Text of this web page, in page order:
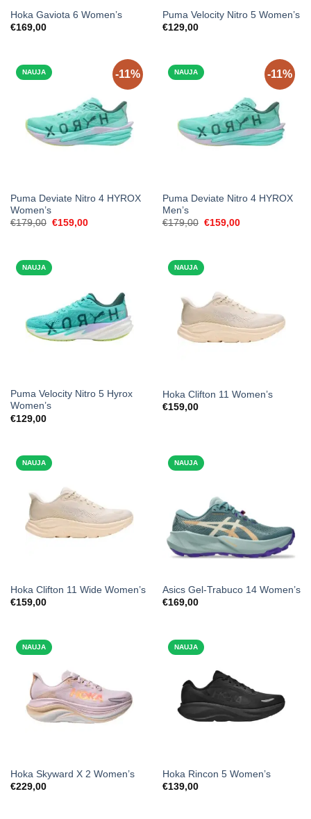
Hoka Gaviota 6 Women’s
€169,00
Puma Velocity Nitro 5 Women’s
€129,00
-11%
NAUJA
Puma Deviate Nitro 4 HYROX
Women’s
€179,00 Original
€159,00Current
-11%
NAUJA
Puma Deviate Nitro 4 HYROX
Men’s
€179,00 Original
€159,00Current
NAUJA
Puma Velocity Nitro 5 Hyrox
Women’s
€129,00
NAUJA
Hoka Clifton 11 Women’s
€159,00
NAUJA
Hoka Clifton 11 Wide Women’s
€159,00
NAUJA
Asics Gel-Trabuco 14 Women’s
€169,00
NAUJA
Hoka Skyward X 2 Women’s
€229,00
NAUJA
Hoka Rincon 5 Women’s
€139,00